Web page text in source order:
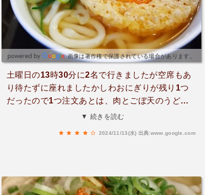
画像は著作権で保護されている場合があります。
土曜日の13時30分に2名で行きましたが空席もあ
り待たずに座れましたかしわおにぎりが残り1つ
だったので1つ注文あとは、肉とごぼ天のうど
ん、いなり寿司を注文しました注文から提供まで
こちらが一番かもです。
▼ 続きを読む
2024/11/13(水) 出典:www.google.com